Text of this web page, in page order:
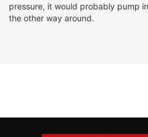
pressure, it would probably pump
the other way around.